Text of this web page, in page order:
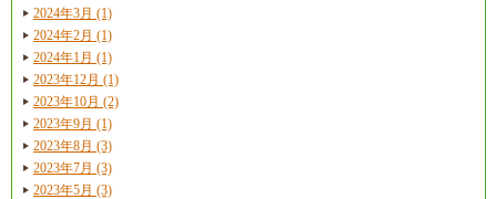
2024年3月 (1)
2024年2月 (1)
2024年1月 (1)
2023年12月 (1)
2023年10月 (2)
2023年9月 (1)
2023年8月 (3)
2023年7月 (3)
2023年5月 (3)